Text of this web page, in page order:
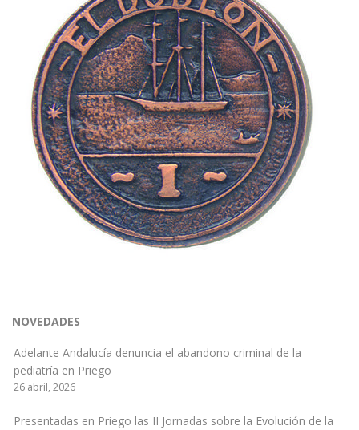
NOVEDADES
Adelante Andalucía denuncia el abandono criminal de la
pediatría en Priego
26 abril, 2026
Presentadas en Priego las II Jornadas sobre la Evolución de la